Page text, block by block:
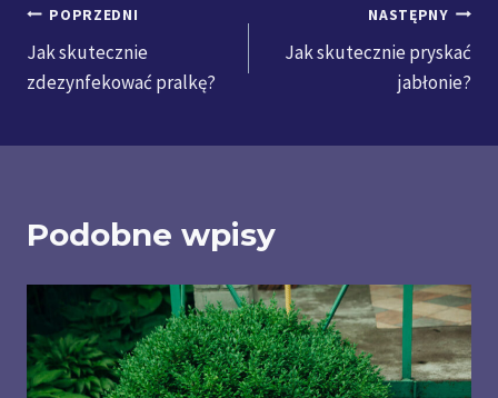
Nawigacja
wpisu
POPRZEDNI
Jak skutecznie
zdezynfekować pralkę?
NASTĘPNY
Jak skutecznie pryskać
jabłonie?
Podobne wpisy